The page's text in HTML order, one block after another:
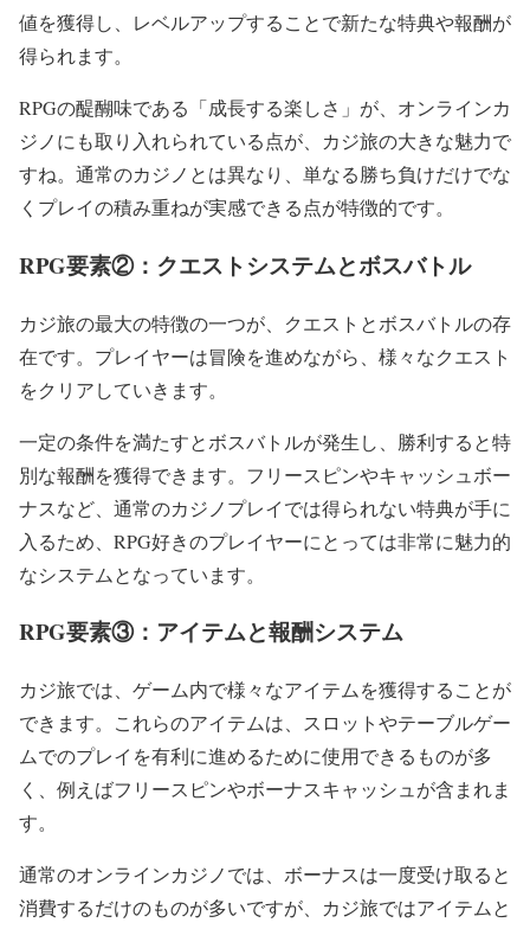
値を獲得し、レベルアップすることで新たな特典や報酬が
得られます。
RPGの醍醐味である「成長する楽しさ」が、オンラインカ
ジノにも取り入れられている点が、カジ旅の大きな魅力で
すね。通常のカジノとは異なり、単なる勝ち負けだけでな
くプレイの積み重ねが実感できる点が特徴的です。
RPG要素②：クエストシステムとボスバトル
カジ旅の最大の特徴の一つが、クエストとボスバトルの存
在です。プレイヤーは冒険を進めながら、様々なクエスト
をクリアしていきます。
一定の条件を満たすとボスバトルが発生し、勝利すると特
別な報酬を獲得できます。フリースピンやキャッシュボー
ナスなど、通常のカジノプレイでは得られない特典が手に
入るため、RPG好きのプレイヤーにとっては非常に魅力的
なシステムとなっています。
RPG要素③：アイテムと報酬システム
カジ旅では、ゲーム内で様々なアイテムを獲得することが
できます。これらのアイテムは、スロットやテーブルゲー
ムでのプレイを有利に進めるために使用できるものが多
く、例えばフリースピンやボーナスキャッシュが含まれま
す。
通常のオンラインカジノでは、ボーナスは一度受け取ると
消費するだけのものが多いですが、カジ旅ではアイテムと